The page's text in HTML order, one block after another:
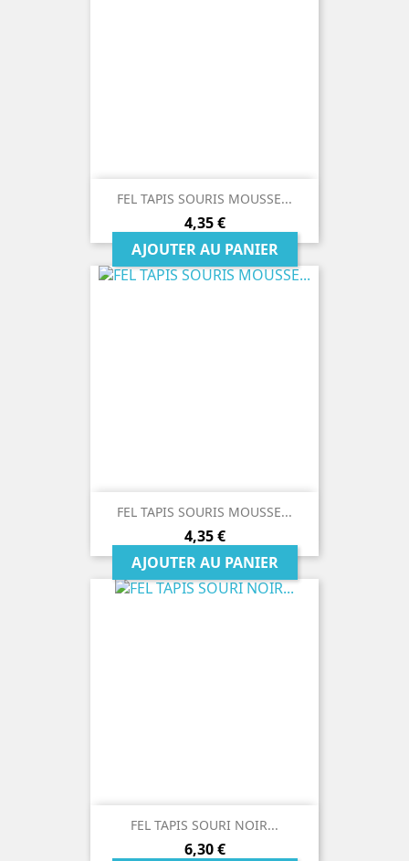
FEL TAPIS SOURIS MOUSSE...
Prix
4,35 €
AJOUTER AU PANIER
FEL TAPIS SOURIS MOUSSE...
Prix
4,35 €
AJOUTER AU PANIER
FEL TAPIS SOURI NOIR...
Prix
6,30 €